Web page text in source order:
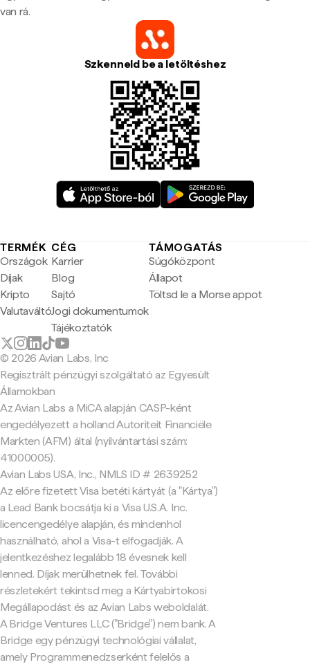
van rá.
Szkenneld be a letöltéshez
TERMÉK
Országok
Díjak
Kripto
Valutaváltó
CÉG
Karrier
Blog
Sajtó
Jogi dokumentumok
Tájékoztatók
TÁMOGATÁS
Súgóközpont
Állapot
Töltsd le a Morse appot
© 2026 Avian Labs, Inc
Regisztrált pénzügyi szolgáltató az Egyesült
Államokban
Az Avian Labs a MiCA alapján CASP-ként
engedélyezett a holland Autoriteit Financiële
Markten (AFM) által (nyilvántartási szám:
41000005).
Avian Labs USA, Inc., NMLS ID # 2639252
Az előre fizetett Visa betéti kártyát (a "Kártya")
a Lead Bank bocsátja ki a Visa U.S.A. Inc.
licencengedélye alapján, és mindenhol
használható, ahol a Visa-t elfogadják. A
jelentkezéshez legalább 18 évesnek kell
lenned. Díjak merülhetnek fel. További
részletekért tekintsd meg a Kártyabirtokosi
Megállapodást és az Avian Labs weboldalát.
A Bridge Ventures LLC ("Bridge") nem bank. A
Bridge egy pénzügyi technológiai vállalat,
amely Programmenedzserként felelős a